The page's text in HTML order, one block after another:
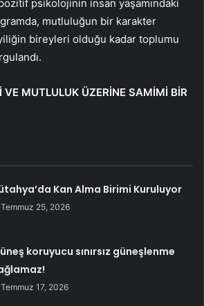
psikolojinin insan yaşamındaki
mutluluğun bir karakter
bireyleri olduğu kadar toplumu
VE MUTLULUK ÜZERİNE SAMİMİ BİR
Kan Alma Birimi Kuruluyor
Temmuz 25, 2026
koruyucu sınırsız güneşlenme
Temmuz 17, 2026